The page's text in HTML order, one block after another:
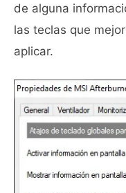
de alguna
las teclas que
aplicar.